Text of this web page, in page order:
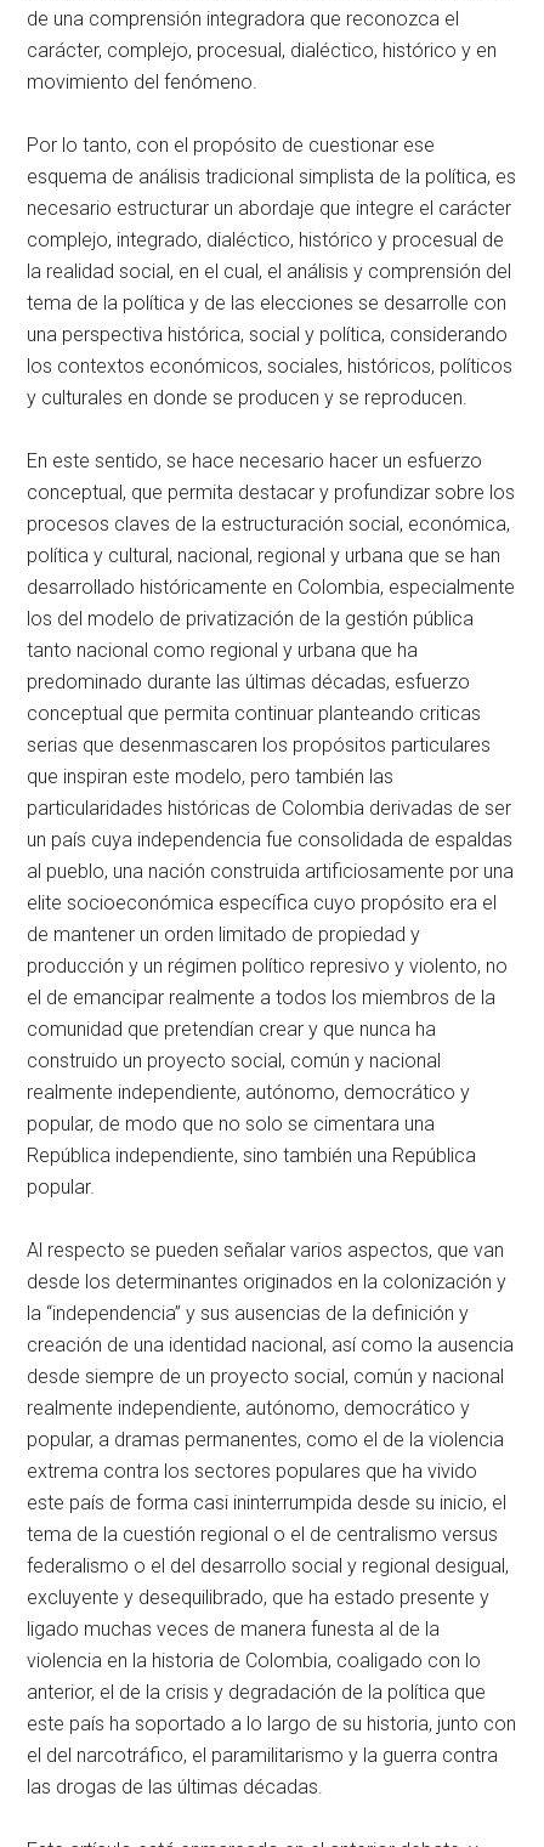
de una comprensión integradora que reconozca el
carácter, complejo, procesual, dialéctico, histórico y en
movimiento del fenómeno.
Por lo tanto, con el propósito de cuestionar ese
esquema de análisis tradicional simplista de la política, es
necesario estructurar un abordaje que integre el carácter
complejo, integrado, dialéctico, histórico y procesual de
la realidad social, en el cual, el análisis y comprensión del
tema de la política y de las elecciones se desarrolle con
una perspectiva histórica, social y política, considerando
los contextos económicos, sociales, históricos, políticos
y culturales en donde se producen y se reproducen.
En este sentido, se hace necesario hacer un esfuerzo
conceptual, que permita destacar y profundizar sobre los
procesos claves de la estructuración social, económica,
política y cultural, nacional, regional y urbana que se han
desarrollado históricamente en Colombia, especialmente
los del modelo de privatización de la gestión pública
tanto nacional como regional y urbana que ha
predominado durante las últimas décadas, esfuerzo
conceptual que permita continuar planteando criticas
serias que desenmascaren los propósitos particulares
que inspiran este modelo, pero también las
particularidades históricas de Colombia derivadas de ser
un país cuya independencia fue consolidada de espaldas
al pueblo, una nación construida artificiosamente por una
elite socioeconómica específica cuyo propósito era el
de mantener un orden limitado de propiedad y
producción y un régimen político represivo y violento, no
el de emancipar realmente a todos los miembros de la
comunidad que pretendían crear y que nunca ha
construido un proyecto social, común y nacional
realmente independiente, autónomo, democrático y
popular, de modo que no solo se cimentara una
República independiente, sino también una República
popular.
Al respecto se pueden señalar varios aspectos, que van
desde los determinantes originados en la colonización y
la “independencia” y sus ausencias de la definición y
creación de una identidad nacional, así como la ausencia
desde siempre de un proyecto social, común y nacional
realmente independiente, autónomo, democrático y
popular, a dramas permanentes, como el de la violencia
extrema contra los sectores populares que ha vivido
este país de forma casi ininterrumpida desde su inicio, el
tema de la cuestión regional o el de centralismo versus
federalismo o el del desarrollo social y regional desigual,
excluyente y desequilibrado, que ha estado presente y
ligado muchas veces de manera funesta al de la
violencia en la historia de Colombia, coaligado con lo
anterior, el de la crisis y degradación de la política que
este país ha soportado a lo largo de su historia, junto con
el del narcotráfico, el paramilitarismo y la guerra contra
las drogas de las últimas décadas.